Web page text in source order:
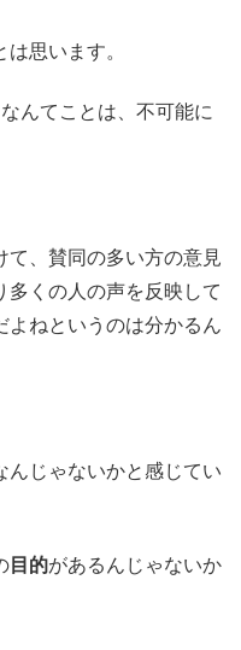
思います。
んてことは、不可能に
て、賛同の多い方の意見
多くの人の声を反映して
よねというのは分かるん
んじゃないかと感じてい
目的があるんじゃないか